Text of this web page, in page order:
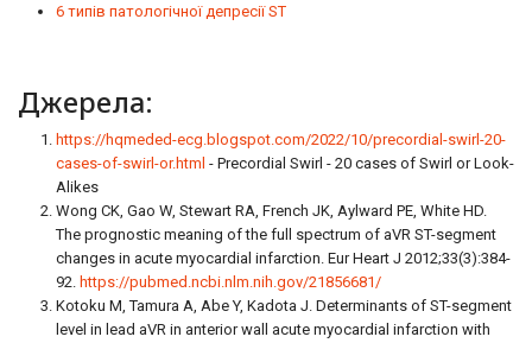
6 типів патологічної депресії ST
Джерела:
https://hqmeded-ecg.blogspot.com/2022/10/precordial-swirl-20-
cases-of-swirl-or.html - Precordial Swirl - 20 cases of Swirl or Look-
Alikes
Wong CK, Gao W, Stewart RA, French JK, Aylward PE, White HD.
The prognostic meaning of the full spectrum of aVR ST-segment
changes in acute myocardial infarction. Eur Heart J 2012;33(3):384-
92. https://pubmed.ncbi.nlm.nih.gov/21856681/
Kotoku M, Tamura A, Abe Y, Kadota J. Determinants of ST-segment
level in lead aVR in anterior wall acute myocardial infarction with